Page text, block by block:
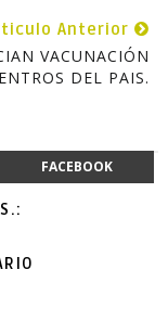
Anterior
VACUNACIÓN
DEL PAIS.
FACEBOOK